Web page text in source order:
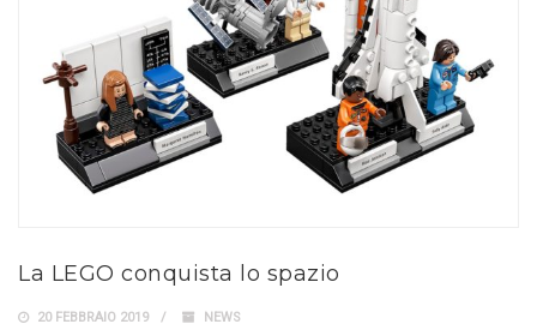
La LEGO conquista lo spazio
20 FEBBRAIO 2019 NEWS